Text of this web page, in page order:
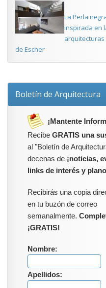
La Perla
inspirada en
de Escher
Boletín de Arquitectura
¡Mantente
Recibe GRATIS una
al "Boletín de
decenas de ¡noticias,
links de interés y
Recibirás una copia
en tu buzón de correo
semanalmente.
¡GRATIS!
Nombre:
Apellidos: